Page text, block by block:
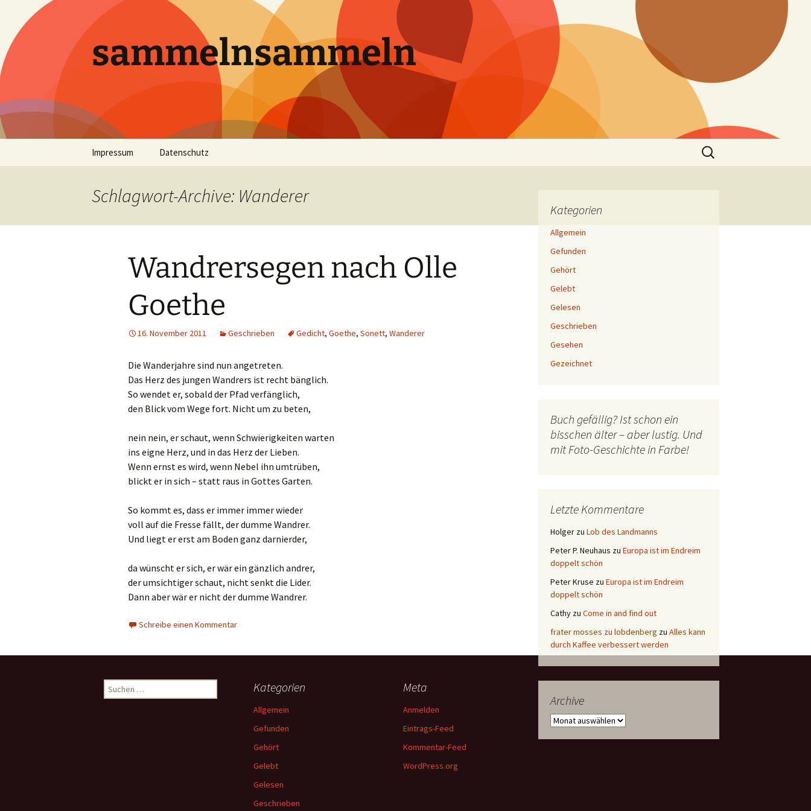
sammelnsammeln
Inhalt
Impressum Datenschutz
Suchen
nach:
Schlagwort-Archive: Wanderer
Wandrersegen nach Olle
Goethe
16. November 2011 Geschrieben Gedicht, Goethe, Sonett, Wanderer
Die Wanderjahre sind nun angetreten.
Das Herz des jungen Wandrers ist recht bänglich.
So wendet er, sobald der Pfad verfänglich,
den Blick vom Wege fort. Nicht um zu beten,
nein nein, er schaut, wenn Schwierigkeiten warten
ins eigne Herz, und in das Herz der Lieben.
Wenn ernst es wird, wenn Nebel ihn umtrüben,
blickt er in sich – statt raus in Gottes Garten.
So kommt es, dass er immer immer wieder
voll auf die Fresse fällt, der dumme Wandrer.
Und liegt er erst am Boden ganz darnierder,
da wünscht er sich, er wär ein gänzlich andrer,
der umsichtiger schaut, nicht senkt die Lider.
Dann aber wär er nicht der dumme Wandrer.
Schreibe einen Kommentar
Kategorien
Allgemein
Gefunden
Gehört
Gelebt
Gelesen
Geschrieben
Gesehen
Gezeichnet
Buch gefällig? Ist schon ein
bisschen älter – aber lustig. Und
mit Foto-Geschichte in Farbe!
Letzte Kommentare
Holger zu Lob des Landmanns
Peter P. Neuhaus zu Europa ist im Endreim
doppelt schön
Peter Kruse zu Europa ist im Endreim
doppelt schön
Cathy zu Come in and find out
frater mosses zu lobdenberg zu Alles kann
durch Kaffee verbessert werden
Archive
Archive
Suchen
nach:
Kategorien
Allgemein
Gefunden
Gehört
Gelebt
Gelesen
Geschrieben
Meta
Anmelden
Eintrags-Feed
Kommentar-Feed
WordPress.org